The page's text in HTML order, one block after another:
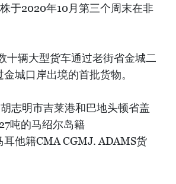
于2020年10月第三个周末在非
十辆大型货车通过老街省金城二
城口岸出境的首批货物。
志明市吉莱港和巴地头顿省盖
吨的马绍尔岛籍
他籍CMA CGMJ. ADAMS货